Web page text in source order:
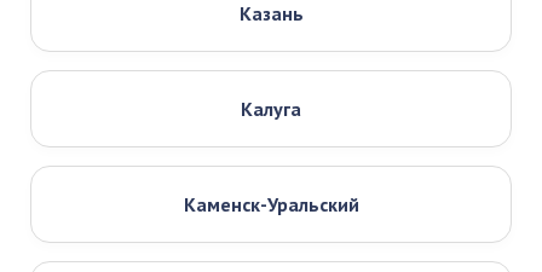
Казань
Калуга
Каменск-Уральский